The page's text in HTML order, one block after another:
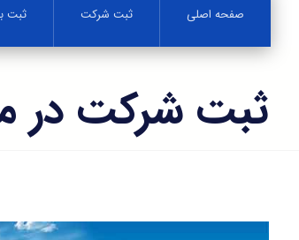
صفحه اصلی ثبت شرکت ثبت
ثبت شرکت در